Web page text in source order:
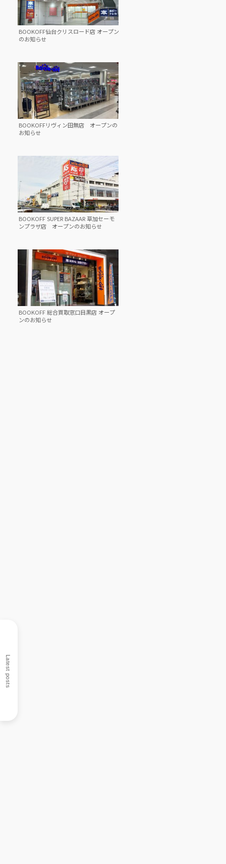
Latest posts
BOOKOFF仙台クリスロード店 オープン
のお知らせ
BOOKOFFリヴィン田無店 オープンの
お知らせ
BOOKOFF SUPER BAZAAR 草加セーモ
ンプラザ店 オープンのお知らせ
BOOKOFF 総合買取窓口目黒店 オープ
ンのお知らせ